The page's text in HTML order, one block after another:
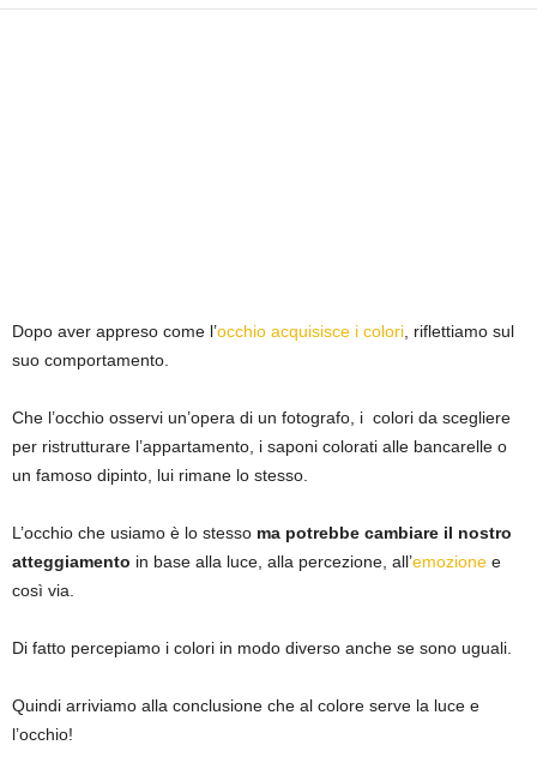
Dopo aver appreso come l’occhio acquisisce i colori , riflettiamo sul
suo comportamento.
Che l’occhio osservi un’opera di un fotografo, i colori da scegliere
per ristrutturare l’appartamento, i saponi colorati alle bancarelle o
un famoso dipinto, lui rimane lo stesso.
L’occhio che usiamo è lo stesso ma potrebbe cambiare il nostro
atteggiamento in base alla luce, alla percezione, all’emozione e
così via.
Di fatto percepiamo i colori in modo diverso anche se sono uguali.
Quindi arriviamo alla conclusione che al colore serve la luce e
l’occhio!